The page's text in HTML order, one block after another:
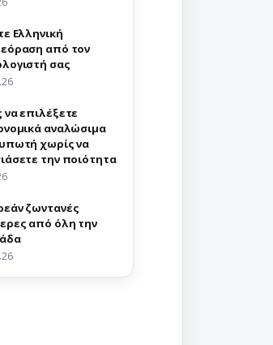
Ελληνική
από τον
σας
επιλέξετε
αναλώσιμα
χωρίς να
την ποιότητα
ζωντανές
από όλη την